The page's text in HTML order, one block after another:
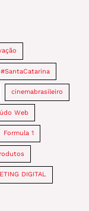
#SantaCatarina
cinemabrasileiro
Web
Formula 1
DIGITAL